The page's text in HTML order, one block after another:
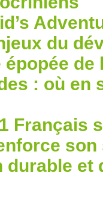
du
épopée de
: où en
Français
durable et